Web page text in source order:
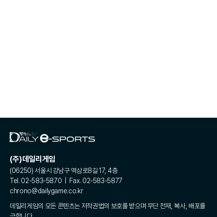
(주)데일리게임
(06250) 서울시 강남구 역삼로8길 17, 4층
Tel. 02-583-5870 | Fax. 02-583-5877
chrono@dailygame.co.kr
데일리게임의 모든 콘텐츠는 저작권법의 보호를 받으며 무단 전재, 복사, 배포를